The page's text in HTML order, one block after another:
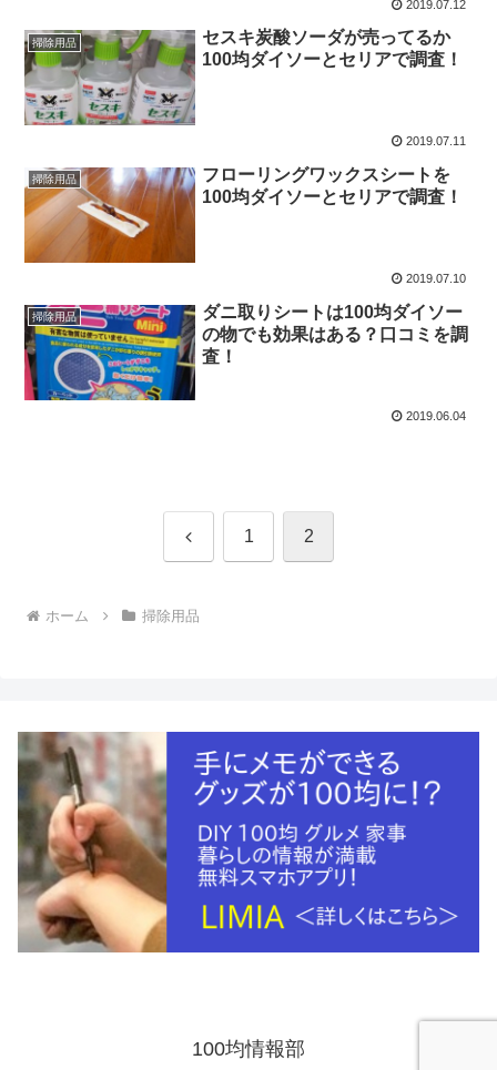
2019.07.12
掃除用品
セスキ炭酸ソーダが売ってるか
100均ダイソーとセリアで調査！
2019.07.11
掃除用品
フローリングワックスシートを
100均ダイソーとセリアで調査！
2019.07.10
掃除用品
ダニ取りシートは100均ダイソー
の物でも効果はある？口コミを調
査！
2019.06.04
前 1 2
ホーム 掃除用品
100均情報部